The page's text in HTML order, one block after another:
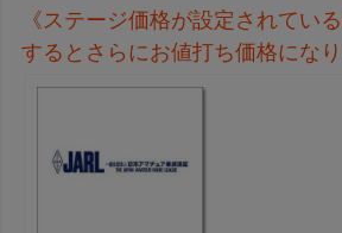
《ステージ価格が設定されてい
するとさらにお値打ち価格になり